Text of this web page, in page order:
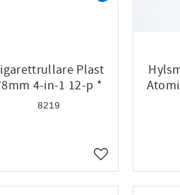
Plast
4-in-1 12-p *
8219
Lägg till i favoriter